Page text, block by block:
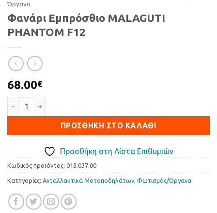
Όργανα
Φανάρι Εμπρόσθιο MALAGUTI
PHANTOM F12
68.00€
ΠΡΟΣΘΉΚΗ ΣΤΟ ΚΑΛΆΘΙ
Προσθήκη στη Λίστα Επιθυμιών
Κωδικός προϊόντος: 015.037.00
Κατηγορίες: Ανταλλακτικά Μοτοποδηλάτων Φωτισµός/Όργανα